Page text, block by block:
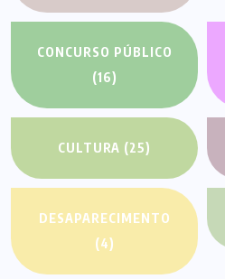
CONCURSO PÚBLICO
(16)
CULTURA (25)
DESAPARECIMENTO
(4)